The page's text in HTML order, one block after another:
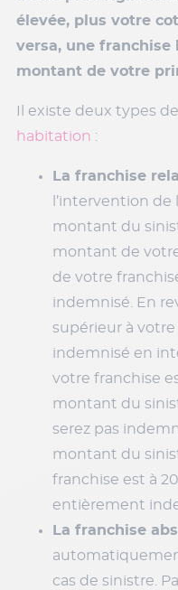
élevée, plus votre
versa, une franchise
montant de votre
Il existe deux types de
habitation :
La franchise
l’intervention de
montant du
montant de
de votre
indemnisé. En
supérieur à votre
indemnisé en
votre franchise
montant du
serez pas
montant du
franchise est à
entièrement
La franchise
cas de sinistre.